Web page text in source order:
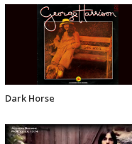
Dark Horse